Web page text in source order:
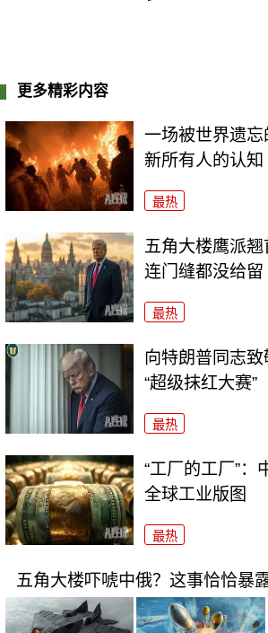
更多精彩内容
一场被世界遗忘
新所有人的认知
最热
五角大楼鹰派
连门缝都没给留
最热
向特朗普同志
“超级抹红大赛”
最热
“工厂的工厂”：
全球工业版图
最热
五角大楼吓唬中俄？这事恰恰暴